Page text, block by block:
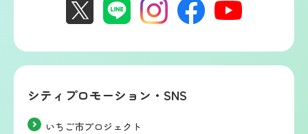
シティプロモーション・SNS
いちご市プロジェクト